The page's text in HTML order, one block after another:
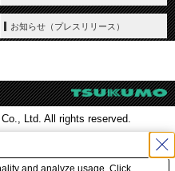
お知らせ（プレスリリース）
Ltd. All rights reserved.